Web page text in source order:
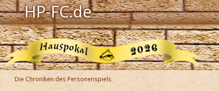
HP-FC.de
Navigation
Harry Potter
Der HP-FC
Die Chroniken des Personenspiels